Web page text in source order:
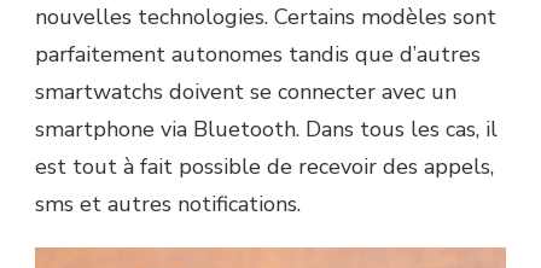
nouvelles technologies. Certains modèles sont
parfaitement autonomes tandis que d’autres
smartwatchs doivent se connecter avec un
smartphone via Bluetooth. Dans tous les cas, il
est tout à fait possible de recevoir des appels,
sms et autres notifications.